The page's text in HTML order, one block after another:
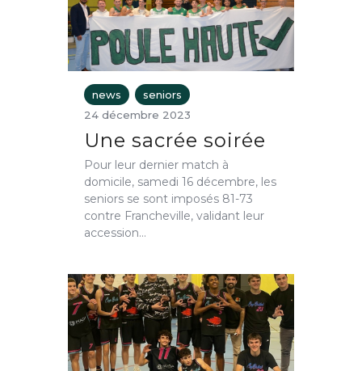
news
seniors
24 décembre 2023
Une sacrée soirée
Pour leur dernier match à
domicile, samedi 16 décembre, les
seniors se sont imposés 81-73
contre Francheville, validant leur
accession…